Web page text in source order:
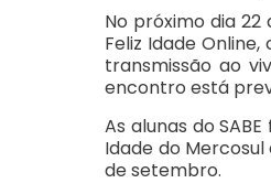
No próximo dia
Feliz Idade
transmissão ao
encontro está
As alunas do
Idade do
de setembro.